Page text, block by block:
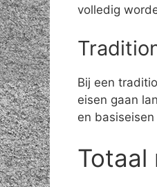
volledig
Bij een
eisen gaan
en
Totaal